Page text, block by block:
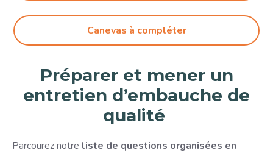
Canevas à compléter
Préparer et mener un
entretien d’embauche de
qualité
Parcourez notre liste de questions organisées en